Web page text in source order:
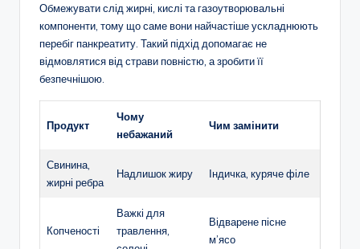
Обмежувати слід жирні, кислі та газоутворювальні
компоненти, тому що саме вони найчастіше ускладнюють
перебіг панкреатиту. Такий підхід допомагає не
відмовлятися від страви повністю, а зробити її
безпечнішою.
Продукт
Чому
небажаний
Чим замінити
Свинина,
жирні ребра
Надлишок жиру Індичка, куряче філе
Копченості
Важкі для
травлення,
Відварене пісне
м’ясо